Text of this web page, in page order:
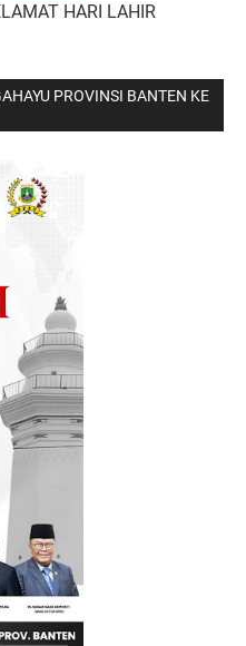
HARI LAHIR
PROVINSI BANTEN KE